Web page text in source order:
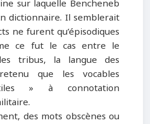
sur laquelle Bencheneb
dictionnaire. Il semblerait
ne furent qu’épisodiques
ce fut le cas entre le
tribus, la langue des
que les vocables
» à connotation
des mots obscènes ou